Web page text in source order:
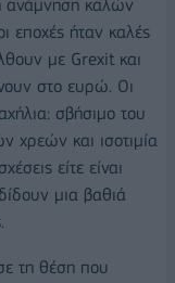
ανάμνηση καλών
εποχές ήταν καλές
με Grexit και
στο ευρώ. Οι
σβήσιμο του
χρεών και ισοτιμία
είτε είναι
μια βαθιά
τη θέση που